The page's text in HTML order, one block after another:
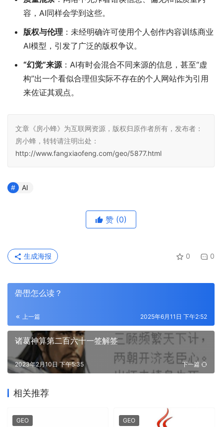
容，AI同样会学到这些。
版权与伦理 ：未经明确许可使用个人创作内容训练商业
AI模型，引发了广泛的版权争议。
“幻觉”来源：AI有时会混合不同来源的信息，甚至“虚
构”出一个看似合理但实际不存在的个人网站作为引用
来佐证其观点。
文章《房小蜂》为互联网资源，版权归原作者所有，发布者：
房小蜂，转转请注明出处：
http://www.fangxiaofeng.com/geo/5877.html
AI
赞 (0)
0 0
生成海报
礐嶨怎么读？
上一篇 2025年6月11日 下午2:52
诸葛神算第二百六十一签解签
下一篇
2023年2月10日 下午5:35
相关推荐
GEO GEO